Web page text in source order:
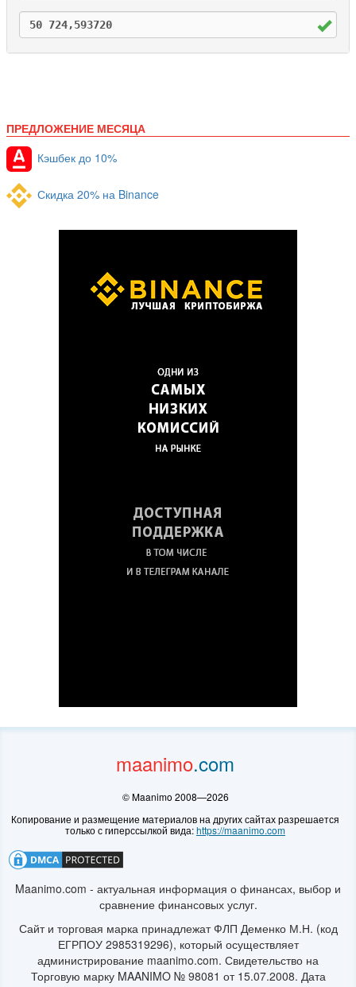
ПРЕДЛОЖЕНИЕ МЕСЯЦА
Кэшбек до 10%
Скидка 20% на Binance
© Maanimo 2008—2026
https://maanimo.com
Maanimo.com - актуальная информация о финансах, выбор и
сравнение финансовых услуг.
Сайт и торговая марка принадлежат ФЛП Деменко М.Н. (код
ЕГРПОУ 2985319296), который осуществляет
администрирование maanimo.com. Свидетельство на
Торговую марку MAANIMO № 98081 от 15.07.2008. Дата